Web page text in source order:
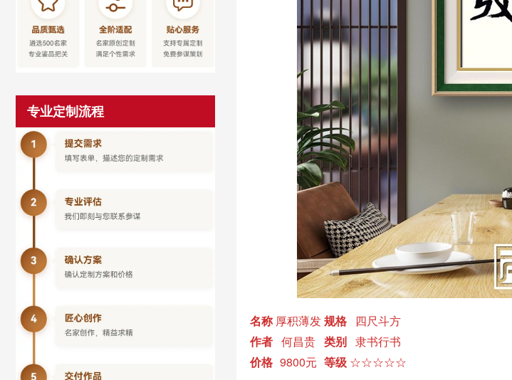
专业定制流程
名称 厚积薄发规格
四尺斗方
作者 何昌贵 类别 隶书行书
价格 9800元 等级 ☆☆☆☆☆